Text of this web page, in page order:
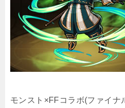
モンスト×FFコラボ(ファイナ